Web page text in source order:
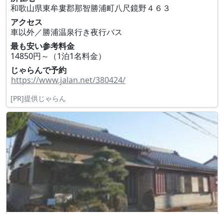
和歌山県東牟婁郡那智勝浦町八尺鏡野４６３
アクセス
車以外／勝浦温泉行き夜行バス
最も安い参考料金
14850円～（1泊1名料金）
じゃらんで予約
https://www.jalan.net/380424/
[PR]提供じゃらん